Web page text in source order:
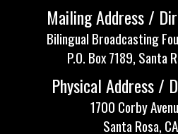
Mailing Address /
Bilingual Broadcasting
P.O. Box 7189, Santa
Physical Address /
1700 Corby
Santa Rosa,